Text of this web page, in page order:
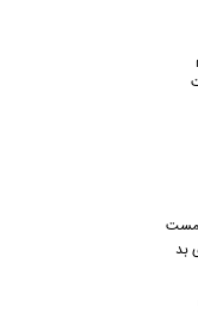
مست
بد